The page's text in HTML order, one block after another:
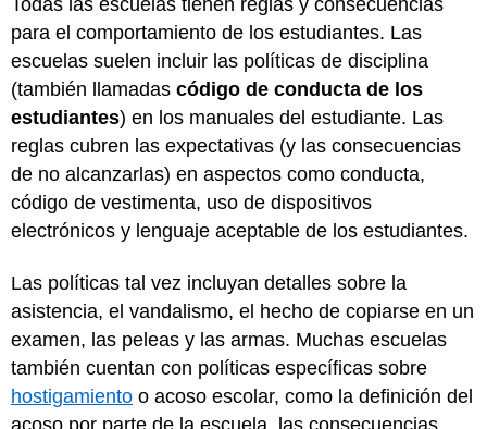
para el comportamiento de los estudiantes. Las
escuelas suelen incluir las políticas de disciplina
(también llamadas código de conducta de los
estudiantes) en los manuales del estudiante. Las
reglas cubren las expectativas (y las consecuencias
de no alcanzarlas) en aspectos como conducta,
código de vestimenta, uso de dispositivos
electrónicos y lenguaje aceptable de los estudiantes.
Las políticas tal vez incluyan detalles sobre la
asistencia, el vandalismo, el hecho de copiarse en un
examen, las peleas y las armas. Muchas escuelas
también cuentan con políticas específicas sobre
hostigamiento o acoso escolar, como la definición del
acoso por parte de la escuela, las consecuencias